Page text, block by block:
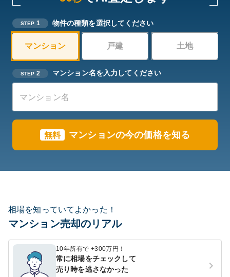
STEP 1 物件の種類を選択してください
マンション 戸建 土地
STEP 2 マンション名を入力してください
無料 マンションの今の価格を知る
相場を知っていてよかった！
マンション売却のリアル
10年所有で +300万円！
常に相場をチェックして
売り時を逃さなかった